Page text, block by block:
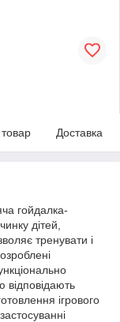
товар Доставка
гойдалка-
дітей,
тренувати і
відповідають
ігрового